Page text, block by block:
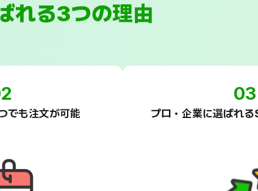
れる3つの理由
でも注文が可能
03
プロ・企業に選ばれ